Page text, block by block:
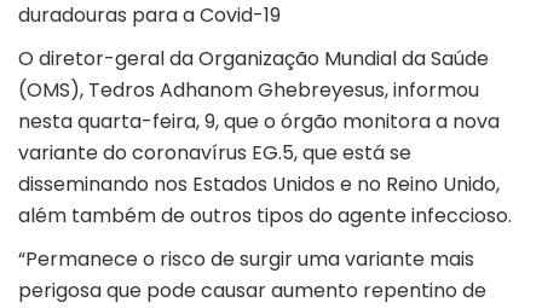
duradouras para a Covid-19
O diretor-geral da Organização Mundial da Saúde
(OMS), Tedros Adhanom Ghebreyesus, informou
nesta quarta-feira, 9, que o órgão monitora a nova
variante do coronavírus EG.5, que está se
disseminando nos Estados Unidos e no Reino Unido,
além também de outros tipos do agente infeccioso.
“Permanece o risco de surgir uma variante mais
perigosa que pode causar aumento repentino de